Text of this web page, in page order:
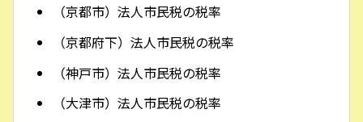
（京都市）法人市民税の税率
（京都府下）法人市民税の税率
（神戸市）法人市民税の税率
（大津市）法人市民税の税率